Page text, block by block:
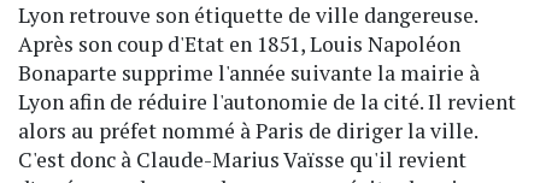
Lyon retrouve son étiquette de ville dangereuse.
Après son coup d'Etat en 1851, Louis Napoléon
Bonaparte supprime l'année suivante la mairie à
Lyon afin de réduire l'autonomie de la cité. Il revient
alors au préfet nommé à Paris de diriger la ville.
C'est donc à Claude-Marius Vaïsse qu'il revient